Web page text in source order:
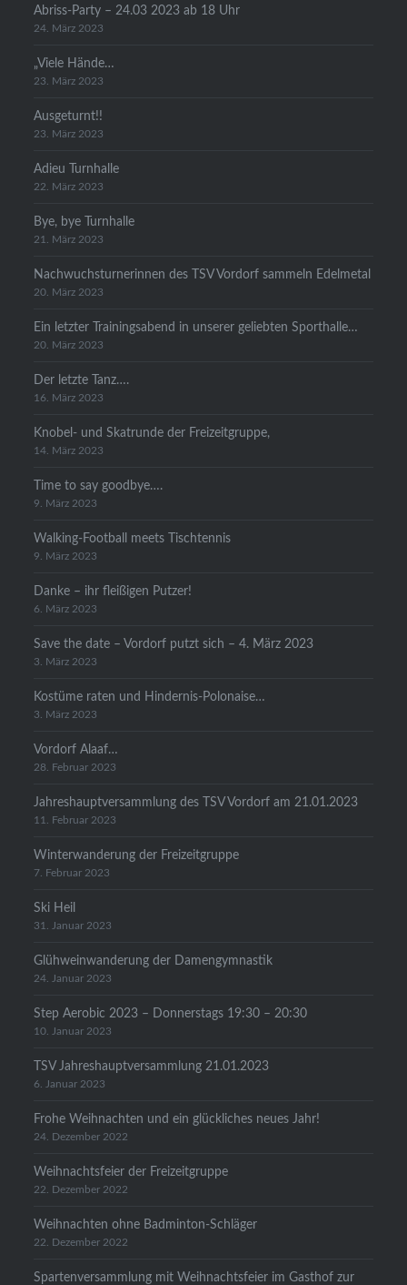
Abriss-Party – 24.03 2023 ab 18 Uhr
24. März 2023
„Viele Hände…
23. März 2023
Ausgeturnt!!
23. März 2023
Adieu Turnhalle
22. März 2023
Bye, bye Turnhalle
21. März 2023
Nachwuchsturnerinnen des TSV Vordorf sammeln Edelmetal
20. März 2023
Ein letzter Trainingsabend in unserer geliebten Sporthalle…
20. März 2023
Der letzte Tanz….
16. März 2023
Knobel- und Skatrunde der Freizeitgruppe,
14. März 2023
Time to say goodbye….
9. März 2023
Walking-Football meets Tischtennis
9. März 2023
Danke – ihr fleißigen Putzer!
6. März 2023
Save the date – Vordorf putzt sich – 4. März 2023
3. März 2023
Kostüme raten und Hindernis-Polonaise…
3. März 2023
Vordorf Alaaf…
28. Februar 2023
Jahreshauptversammlung des TSV Vordorf am 21.01.2023
11. Februar 2023
Winterwanderung der Freizeitgruppe
7. Februar 2023
Ski Heil
31. Januar 2023
Glühweinwanderung der Damengymnastik
24. Januar 2023
Step Aerobic 2023 – Donnerstags 19:30 – 20:30
10. Januar 2023
TSV Jahreshauptversammlung 21.01.2023
6. Januar 2023
Frohe Weihnachten und ein glückliches neues Jahr!
24. Dezember 2022
Weihnachtsfeier der Freizeitgruppe
22. Dezember 2022
Weihnachten ohne Badminton-Schläger
22. Dezember 2022
Spartenversammlung mit Weihnachtsfeier im Gasthof zur